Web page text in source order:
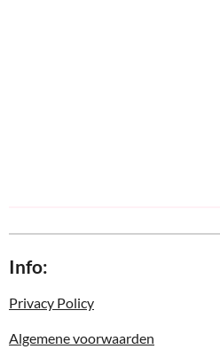
Info:
Privacy Policy
Algemene voorwaarden